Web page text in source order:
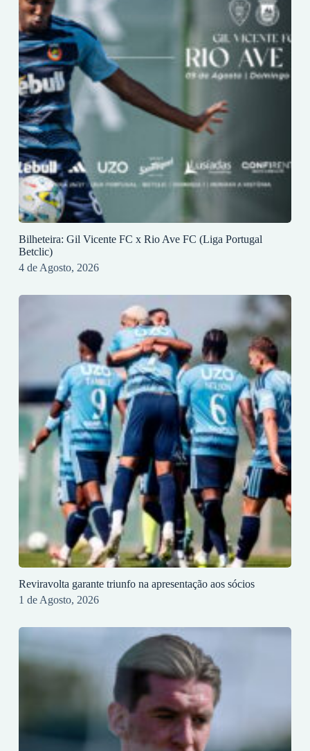
Bilheteira: Gil Vicente FC x Rio Ave FC (Liga Portugal
Betclic)
4 de Agosto, 2026
Reviravolta garante triunfo na apresentação aos sócios
1 de Agosto, 2026